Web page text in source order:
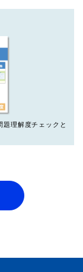
題理解度チェックと